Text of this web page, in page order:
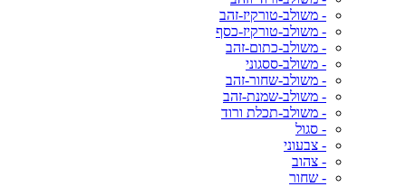
- משולב-טורקיז-זהב
- משולב-טורקיז-כסף
- משולב-כתום-זהב
- משולב-ססגוני
- משולב-שחור-זהב
- משולב-שמנת-זהב
- משולב-תכלת ורוד
- סגול
- צבעוני
- צהוב
- שחור